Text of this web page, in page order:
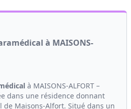
à MAISONS-
à MAISONS-ALFORT –
dans une résidence donnant
Maisons-Alfort. Situé dans un